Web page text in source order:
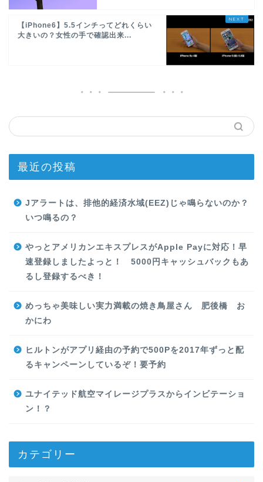
【iPhone6】5.5インチってどれくらい
大きいの？女性の手で確認出来...
最近の投稿
Jアラートは、排他的経済水域(EEZ)じゃ鳴らないのか？
いつ鳴るの？
やっとアメリカンエキスプレスがApple Payに対応！早
速登録しましたよっと！ 5000円キャッシュバックもあ
るし登録するべき！
めっちゃ美味しい実力満載の焼き鳥屋さん 肥後橋 お
かにわ
ヒルトンがアプリ経由の予約で500Pを2017年ずっと配
るキャンペーンしているぞ！要予約
ユナイテッド航空マイレージプラスからインビテーショ
ン！？
カテゴリー